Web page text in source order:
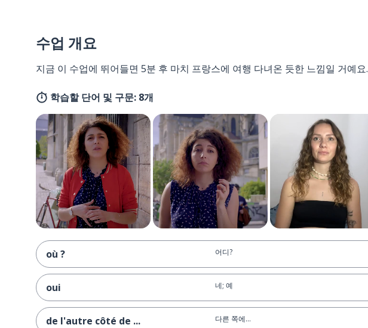
수업 개요
지금 이 수업에 뛰어들면 5분 후 마치 프랑스에 여행 다녀온 듯한 느낌일 거예요.
학습할 단어 및 구문: 8개
où ? 어디?
oui 네; 예
de l'autre côté de ... 다른 쪽에...